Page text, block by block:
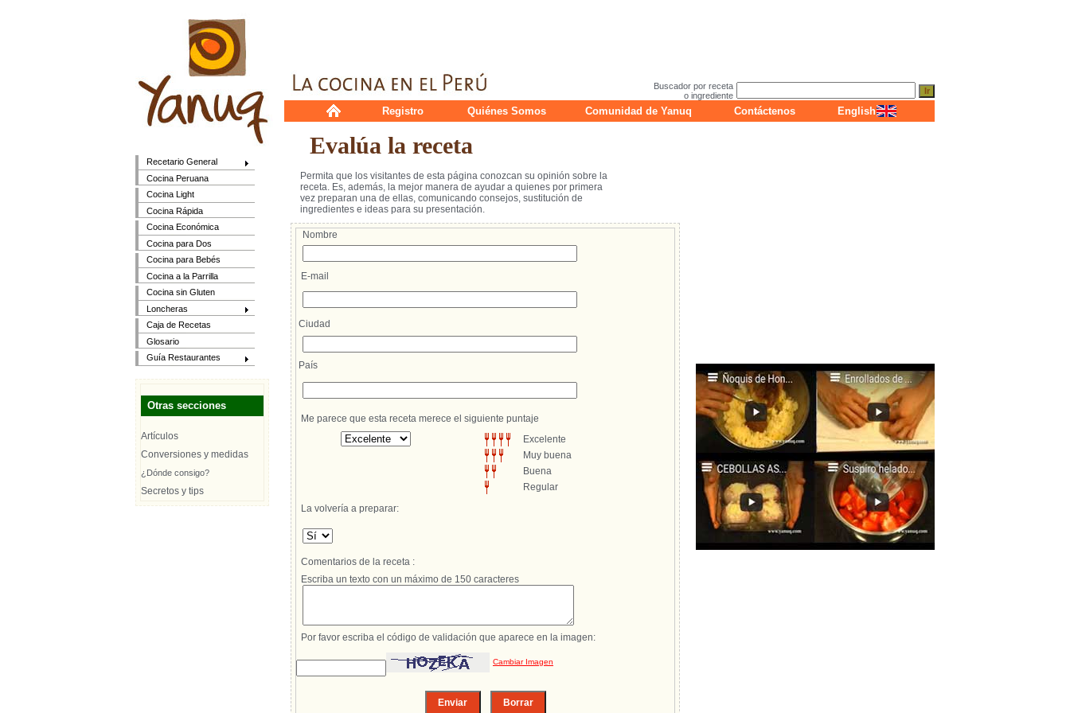
Recetario General
Cocina Peruana
Cocina Light
Cocina Rápida
Cocina Económica
Cocina para Dos
Cocina para Bebés
Cocina a la Parrilla
Cocina sin Gluten
Loncheras
Caja de Recetas
Glosario
Guía Restaurantes
Otras secciones
Artículos
Conversiones y medidas
¿Dónde consigo?
Secretos y tips
Buscador por receta
o ingrediente
Registro Quiénes Somos Comunidad de Yanuq Contáctenos English
Evalúa la receta
Permita que los visitantes de esta página conozcan su opinión sobre la
receta. Es, además, la mejor manera de ayudar a quienes por primera
vez preparan una de ellas, comunicando consejos, sustitución de
ingredientes e ideas para su presentación.
Nombre
E-mail
Ciudad
País
Me parece que esta receta merece el siguiente puntaje
Excelente
Muy buena
Buena
Regular
La volvería a preparar:
Comentarios de la receta :
Escriba un texto con un máximo de 150 caracteres
Por favor escriba el código de validación que aparece en la imagen:
Cambiar Imagen